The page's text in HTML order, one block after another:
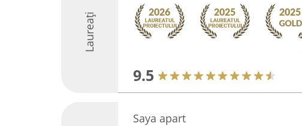
Laureați
9.5
Saya apart